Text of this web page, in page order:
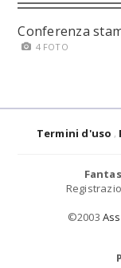
Conferenza
4 FOTO
Termini d'uso
©2003